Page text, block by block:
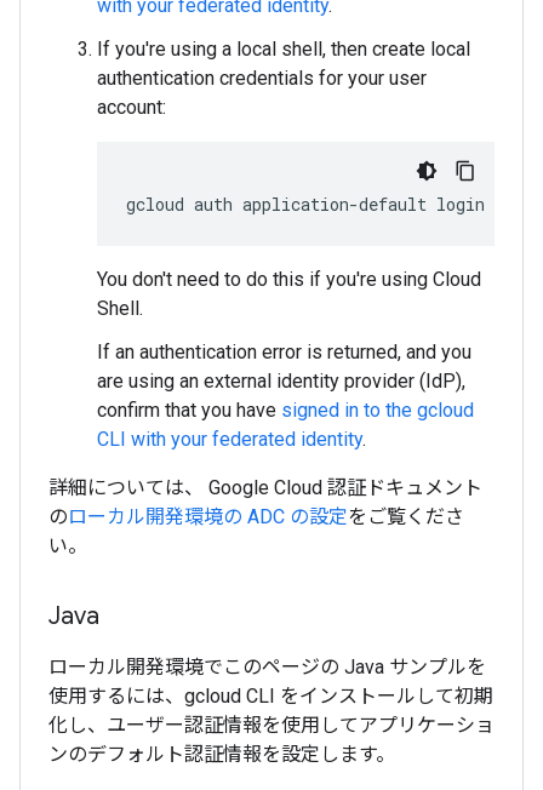
with your federated identity.
If you're using a local shell, then create local
authentication credentials for your user
account:
gcloud auth application-default login
You don't need to do this if you're using Cloud
Shell.
If an authentication error is returned, and you
are using an external identity provider (IdP),
confirm that you have signed in to the gcloud
CLI with your federated identity.
詳細については、 Google Cloud 認証ドキュメント
のローカル開発環境の ADC の設定をご覧くださ
い。
Java
ローカル開発環境でこのページの Java サンプルを
使用するには、gcloud CLI をインストールして初期
化し、ユーザー認証情報を使用してアプリケーショ
ンのデフォルト認証情報を設定します。